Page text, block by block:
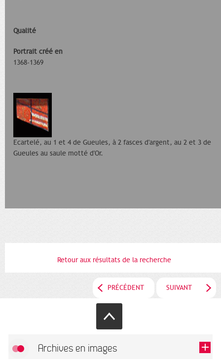
Qualité
Portrait créé en
1368-1369
Ecartelé, au 1 et 4 de Gueules, à 2 fasces d'argent, au 2 et 3 de
Gueules au saule motté d'Or.
Retour aux résultats de la recherche
PRÉCÉDENT SUIVANT
Archives en images